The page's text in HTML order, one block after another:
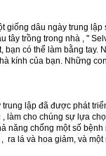
giống dâu ngày trung
tây trồng trong nhà , "
bạn có thể làm bằng tay.
kính của bạn. Những
lập đã được phát
làm cho chúng sự lựa
năng chống một số
ra lá và hoa giảm, và